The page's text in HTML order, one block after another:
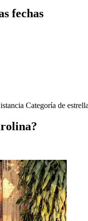
fechas
Categoría de